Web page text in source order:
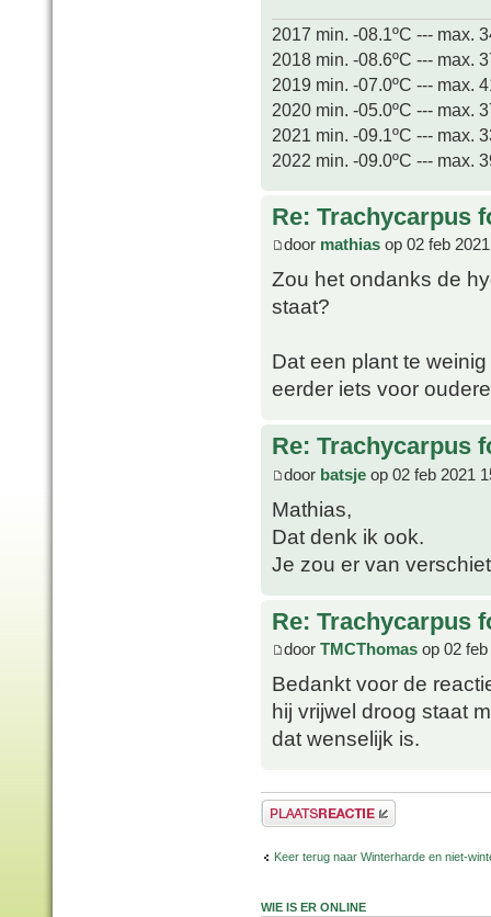
2017 min. -08.1ºC --- max.
2018 min. -08.6ºC --- max.
2019 min. -07.0ºC --- max.
2020 min. -05.0ºC --- max.
2021 min. -09.1ºC --- max.
2022 min. -09.0ºC --- max.
Re: Trachycarpus
door mathias op 02 feb
Zou het ondanks de
staat?
Dat een plant te
eerder iets voor
Re: Trachycarpus
door batsje op 02 feb 2021
Mathias,
Dat denk ik ook.
Je zou er van
Re: Trachycarpus
door TMCThomas op 02
Bedankt voor de
hij vrijwel droog staat
dat wenselijk is.
Plaats een reactie
Keer terug naar Winterharde en niet-
WIE IS ER ONLINE